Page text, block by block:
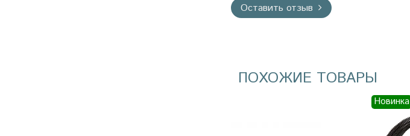
Оставить отзыв
ПОХОЖИЕ ТОВАРЫ
Новинка